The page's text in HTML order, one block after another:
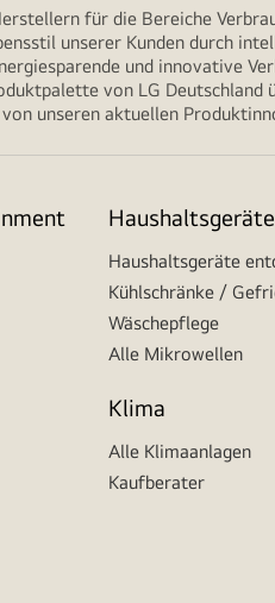
für die Bereiche
unserer Kunden durch
und innovative
von LG
unseren aktuellen
Haushaltsgeräte
Haushaltsgeräte
Kühlschränke /
Wäschepflege
Alle Mikrowellen
Klima
Alle Klimaanlagen
Kaufberater